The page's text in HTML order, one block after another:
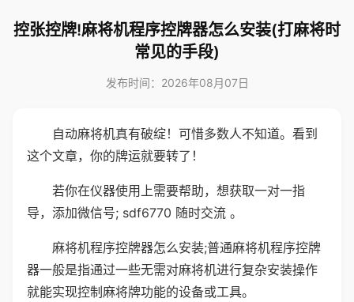
控张控牌!麻将机程序控牌器怎么安装(打麻将时
常见的手段)
发布时间：2026年08月07日
自动麻将机真有破绽！可惜多数人不知道。看到
这个文章，你的牌运就要转了！
若你在仪器使用上需要帮助，想获取一对一指
导，添加微信号; sdf6770 随时交流 。
麻将机程序控牌器怎么安装;普通麻将机程序控牌
器一般是指通过一些无需对麻将机进行复杂安装操作
就能实现控制麻将牌功能的设备或工具。